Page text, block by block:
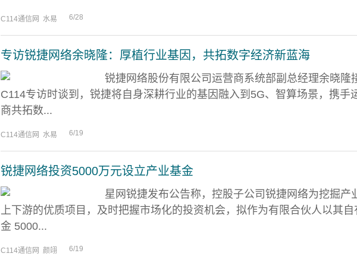
C114通信网 水易 6/28
专访锐捷网络余晓隆：厚植行业基因，共拓数字经济新蓝海
锐捷网络股份有限公司运营商系统部副总经理余晓隆
C114专访时谈到，锐捷将自身深耕行业的基因融入到5G、智算场景，携手
商共拓数...
C114通信网 水易 6/19
锐捷网络投资5000万元设立产业基金
星网锐捷发布公告称，控股子公司锐捷网络为挖掘产
上下游的优质项目，及时把握市场化的投资机会，拟作为有限合伙人以其自
金 5000...
C114通信网 颜翊 6/19